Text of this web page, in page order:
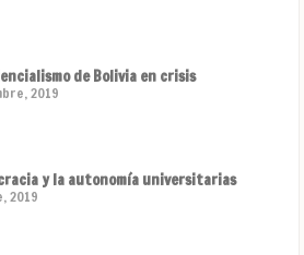
de Bolivia en crisis
2019
y la autonomía universitarias
2019